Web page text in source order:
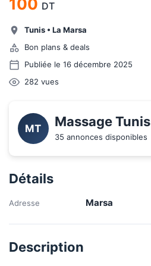
100 DT
Tunis • La Marsa
Bon plans & deals
Publiée le 16 décembre 2025
282 vues
MT Massage Tunis
35 annonces disponibles
Détails
Adresse Marsa
Description